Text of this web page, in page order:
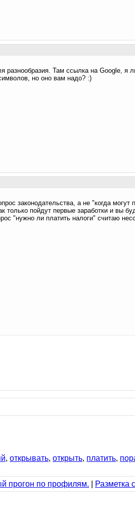
разнообразия. Там ссылка на Google, я
но оно вам надо? :)
законодательства, а не "когда
только пойдут первые заработки и вы
"нужно ли платить налоги" считаю
, открывать, открыть, платить,
прогон по профилям. Разметка